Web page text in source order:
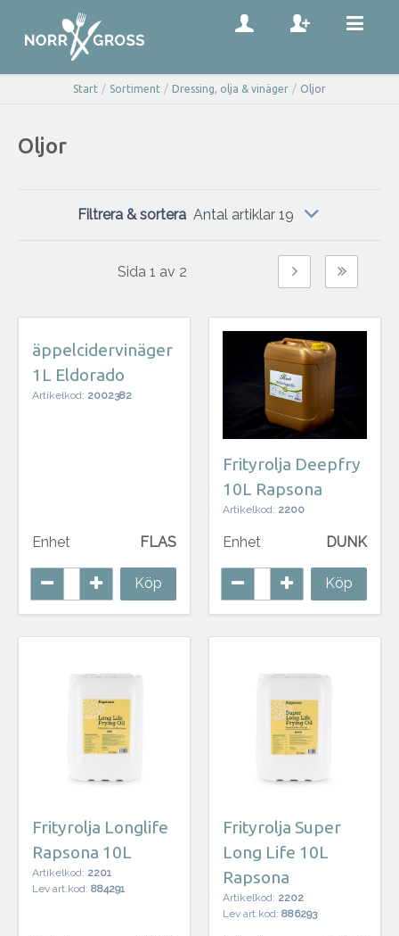
Start / Sortiment / Dressing, olja & vinäger / Oljor
Oljor
Filtrera & sortera Antal artiklar 19
Sida 1 av 2
äppelcidervinäger
1L Eldorado
Artikelkod: 2002382
Enhet FLAS
Köp
Frityrolja Deepfry
10L Rapsona
Artikelkod: 2200
Enhet DUNK
Köp
Frityrolja Longlife
Rapsona 10L
Artikelkod: 2201
Lev art.kod: 884291
Frityrolja Super
Long Life 10L
Rapsona
Artikelkod: 2202
Lev art.kod: 886293